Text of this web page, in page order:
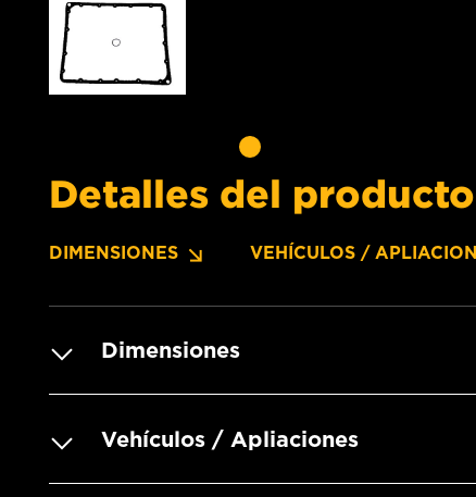
Detalles del producto
DIMENSIONES VEHÍCULOS /
Dimensiones
Vehículos / Apliaciones